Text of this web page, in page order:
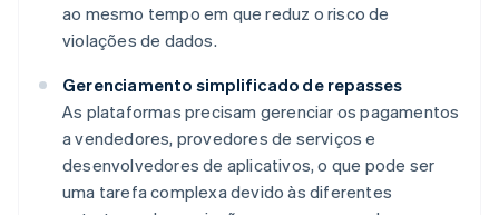
ao mesmo tempo em que reduz o risco de
violações de dados.
Gerenciamento simplificado de repasses
As plataformas precisam gerenciar os pagamentos
a vendedores, provedores de serviços e
desenvolvedores de aplicativos, o que pode ser
uma tarefa complexa devido às diferentes